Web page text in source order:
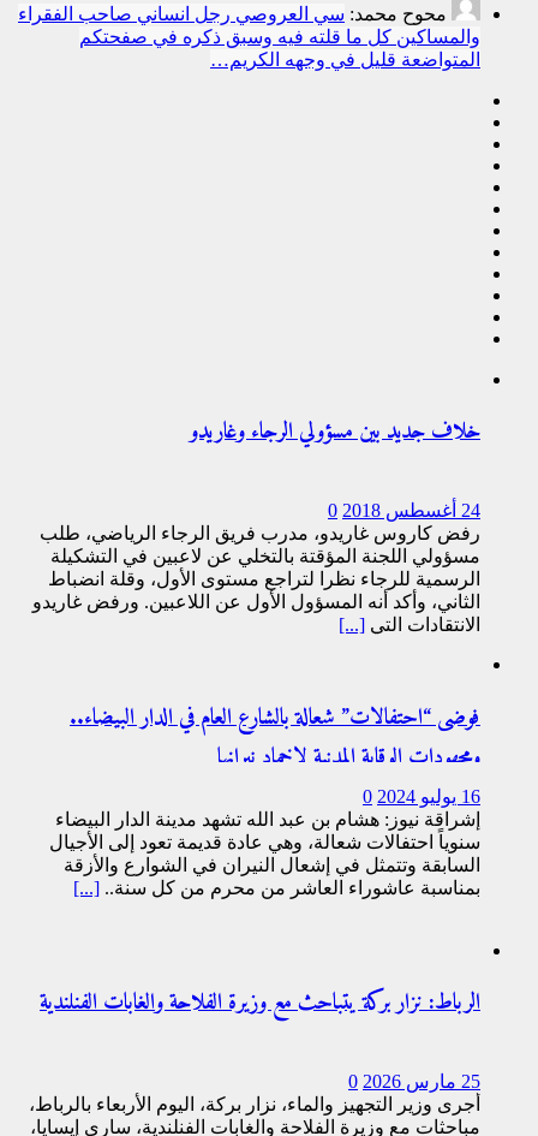
محوح محمد: سي العروصي رجل انساني صاحب الفقراء
والمساكين كل ما قلته فيه وسبق ذكره في صفحتكم
المتواضعة قليل في وجهه الكريم…
خلاف جديد بين مسؤولي الرجاء وغاريدو
24 أغسطس 2018
0
رفض كاروس غاريدو، مدرب فريق الرجاء الرياضي، طلب
مسؤولي اللجنة المؤقتة بالتخلي عن لاعبين في التشكيلة
الرسمية للرجاء نظرا لتراجع مستوى الأول، وقلة انضباط
الثاني، وأكد أنه المسؤول الأول عن اللاعبين. ورفض غاريدو
الانتقادات التي [...]
فوضى “احتفالات” شعالة بالشارع العام في الدار البيضاء..
ومجهودات الوقاية المدنية لإخماد نيرانها
16 يوليو 2024
0
إشراقة نيوز: هشام بن عبد الله تشهد مدينة الدار البيضاء
سنوياً احتفالات شعالة، وهي عادة قديمة تعود إلى الأجيال
السابقة وتتمثل في إشعال النيران في الشوارع والأزقة
بمناسبة عاشوراء العاشر من محرم من كل سنة.. [...]
الرباط: نزار بركة يتباحث مع وزيرة الفلاحة والغابات الفنلندية
25 مارس 2026
0
أجرى وزير التجهيز والماء، نزار بركة، اليوم الأربعاء بالرباط،
مباحثات مع وزيرة الفلاحة والغابات الفنلندية، ساري إيسايا،